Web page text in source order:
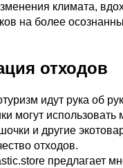
климата,
на более
отходов
идут рука об
могут использовать
и другие
отходов.
предлагает